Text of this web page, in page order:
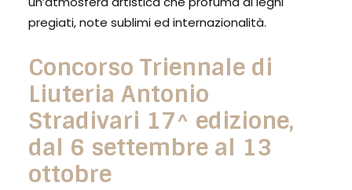
pregiati, note sublimi ed internazionalità.
Concorso Triennale di
Liuteria Antonio
Stradivari 17^ edizione,
dal 6 settembre al 13
ottobre